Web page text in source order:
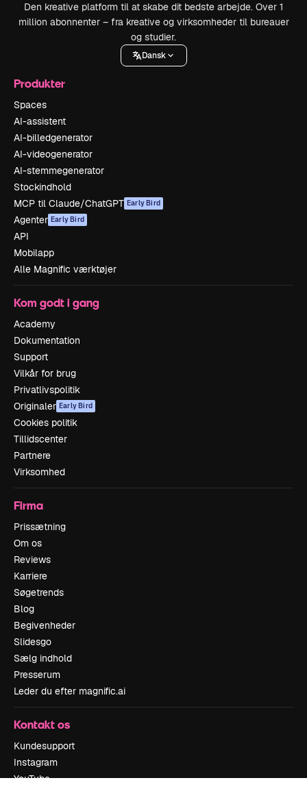
Den kreative platform til at skabe dit bedste arbejde. Over 1
million abonnenter – fra kreative og virksomheder til bureauer
og studier.
Dansk
Produkter
Spaces
AI-assistent
AI-billedgenerator
AI-videogenerator
AI-stemmegenerator
Stockindhold
MCP til Claude/ChatGPT Early Bird
Agenter Early Bird
API
Mobilapp
Alle Magnific værktøjer
Kom godt i gang
Academy
Dokumentation
Support
Vilkår for brug
Privatlivspolitik
Originaler Early Bird
Cookies politik
Tillidscenter
Partnere
Virksomhed
Firma
Prissætning
Om os
Reviews
Karriere
Søgetrends
Blog
Begivenheder
Slidesgo
Sælg indhold
Presserum
Leder du efter magnific.ai
Kontakt os
Kundesupport
Instagram
YouTube